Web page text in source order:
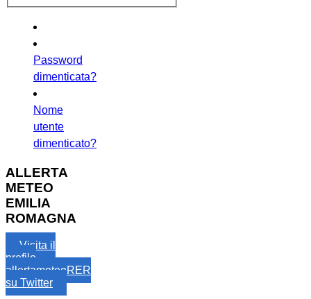
Password
dimenticata?
Nome
utente
dimenticato?
ALLERTA
METEO
EMILIA
ROMAGNA
Visita il
profilo
allertameteoRER
su Twitter